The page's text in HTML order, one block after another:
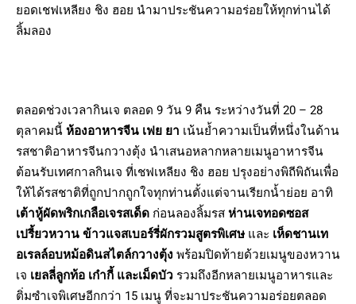
ยอดเชฟเหลียง ชิง ฮอย นำมาประชันความอร่อยให้ทุกท่านได้
ลิ้มลอง
ตลอดช่วงเวลากินเจ ตลอด 9 วัน 9 คืน ระหว่างวันที่ 20 – 28
ตุลาคมนี้ ห้องอาหารจีน เฟย ยา เน้นย้ำความเป็นที่หนึ่งในด้าน
รสชาติอาหารจีนกวางตุ้ง นำเสนอหลากหลายเมนูอาหารจีน
ต้อนรับเทศกาลกินเจ ที่เชฟเหลียง ชิง ฮอย ปรุงอย่างพิถีพิถันเพื่อ
ให้ได้รสชาติที่ถูกปากถูกใจทุกท่านตั้งแต่จานเรียกน้ำย่อย อาทิ
เต้าหู้ผัดพริกเกลือเจรสเด็ด ก่อนลองลิ้มรส ห่านเจทอดซอส
เปรี้ยวหวาน ข้าวแจสเบอร์รี่ผักรวมสูตรพิเศษ และ เห็ดชานเท
อเรลล์อบหม้อดินสไตล์กวางตุ้ง พร้อมปิดท้ายด้วยเมนูของหวาน
เจ เยลลี่ลูกท้อ เก๋ากี้ และเม็ดบัว รวมถึงอีกหลายเมนูอาหารและ
ติ่มซำเจพิเศษอีกกว่า 15 เมนู ที่จะมาประชันความอร่อยตลอด